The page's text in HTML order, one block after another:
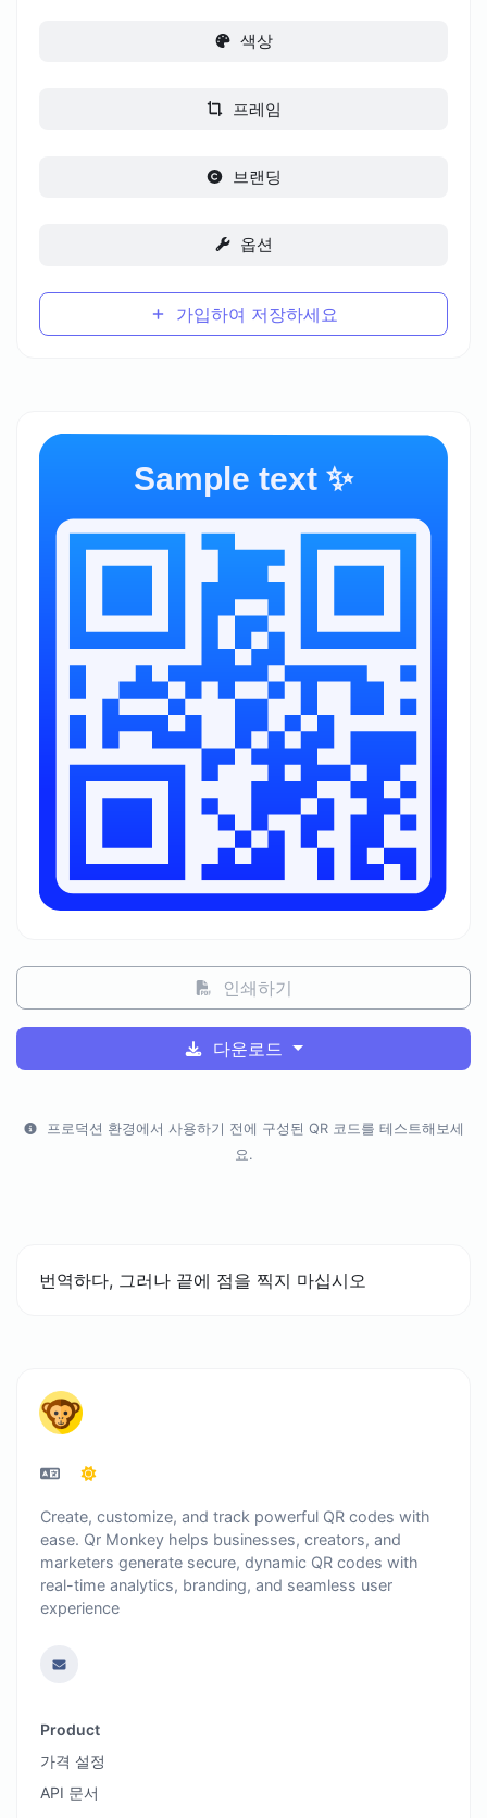
색상
프레임
브랜딩
옵션
가입하여 저장하세요
인쇄하기
다운로드
프로덕션 환경에서 사용하기 전에 구성된 QR 코드를 테스트해보세
요.
번역하다, 그러나 끝에 점을 찍지 마십시오
Create, customize, and track powerful QR codes with
ease. Qr Monkey helps businesses, creators, and
marketers generate secure, dynamic QR codes with
real-time analytics, branding, and seamless user
experience
Product
가격 설정
API 문서